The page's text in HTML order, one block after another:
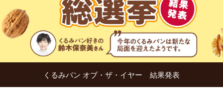
くるみパン オブ・ザ・イヤー 結果発表